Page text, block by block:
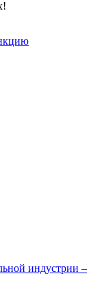
индустрии –